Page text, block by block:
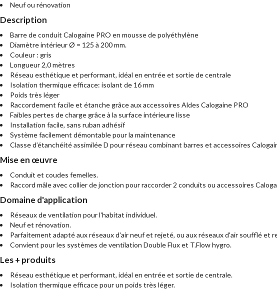
Neuf ou rénovation
Description
Barre de conduit Calogaine PRO en mousse de polyéthylène
Diamètre intérieur Ø = 125 à 200 mm.
Couleur : gris
Longueur 2,0 mètres
Réseau esthétique et performant, idéal en entrée et sortie de centrale
Isolation thermique efficace: isolant de 16 mm
Poids très léger
Raccordement facile et étanche grâce aux accessoires Aldes Calogaine PRO
Faibles pertes de charge grâce à la surface intérieure lisse
Installation facile, sans ruban adhésif
Système facilement démontable pour la maintenance
Classe d’étanchéité assimilée D pour réseau combinant barres et accessoires
Mise en œuvre
Conduit et coudes femelles.
Raccord mâle avec collier de jonction pour raccorder 2 conduits ou accessoires
Domaine d'application
Réseaux de ventilation pour l'habitat individuel.
Neuf et rénovation.
Parfaitement adapté aux réseaux d'air neuf et rejeté, ou aux réseaux d'air soufflé et
Convient pour les systèmes de ventilation Double Flux et T.Flow hygro.
Les + produits
Réseau esthétique et performant, idéal en entrée et sortie de centrale.
Isolation thermique efficace pour un poids très léger.